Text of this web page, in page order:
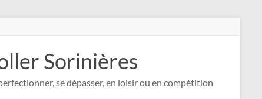
Sorinières
se dépasser, en loisir ou en compétition